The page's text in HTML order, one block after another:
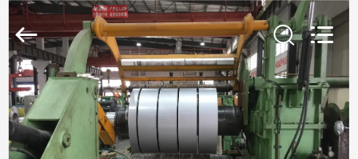
घर
उत्पादों
Guanglu
Special
Co.,
Rights
Reserved.